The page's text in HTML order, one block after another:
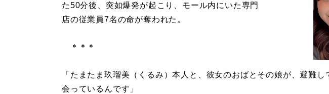
た50分後、突如爆発が起こり、モール内にいた専門
店の従業員7名の命が奪われた。
＊＊＊
「たまたま玖瑠美（くるみ）本人と、彼女のおばとその娘が、避難
会っているんです」